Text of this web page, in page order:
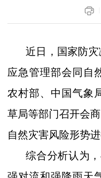
近日，国家防灾
应急管理部会同自
农村部、中国气象
草局等部门召开会
自然灾害风险形势进
综合分析认为，